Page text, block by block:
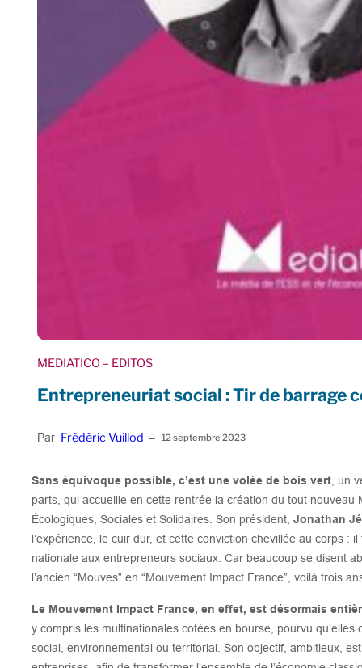
MEDIATICO – EDITOS
Entrepreneuriat social : Tir de barrage
Par Frédéric Vuillod – 12 septembre 2023
Sans équivoque possible, c’est une volée de bois vert , un
parts, qui accueille en cette rentrée la création du tout
Écologiques, Sociales et Solidaires. Son président,Jonathan
l’expérience, le cuir dur, et cette conviction chevillée au corps :
nationale aux entrepreneurs sociaux. Car beaucoup se disent
l’ancien “Mouves” en “Mouvement Impact France”, voilà trois
Le Mouvement Impact France, en effet, est désormais
y compris les multinationales cotées en bourse, pourvu
social, environnemental ou territorial. Son objectif, ambitieux,